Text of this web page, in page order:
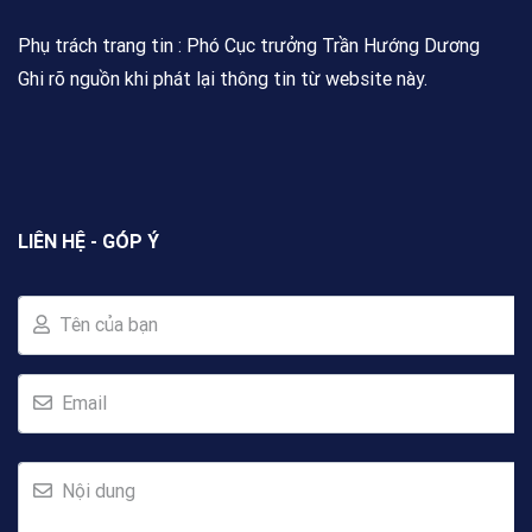
Phụ trách trang tin : Phó Cục trưởng Trần Hướng Dương
Ghi rõ nguồn khi phát lại thông tin từ website này.
LIÊN HỆ - GÓP Ý
Tên của bạn
Email
Nội dung